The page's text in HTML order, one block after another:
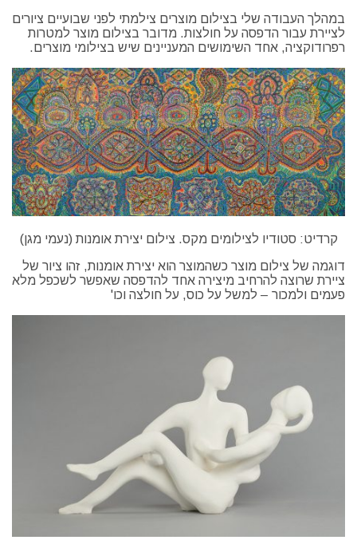
במהלך העבודה שלי בצילום מוצרים צילמתי לפני שבועיים ציורים
לציירת עבור הדפסה על חולצות. מדובר בצילום מוצר למטרות
רפרודוקציה, אחד השימושים המעניינים שיש בצילומי מוצרים.
קרדיט: סטודיו לצילומים מקס. צילום יצירת אומנות (נעמי מגן)
דוגמה של צילום מוצר כשהמוצר הוא יצירת אומנות, זהו ציור של
ציירת שרוצה להרחיב מיצירה אחד להדפסה שאפשר לשכפל מלא
פעמים ולמכור – למשל על כוס, על חולצה וכו'